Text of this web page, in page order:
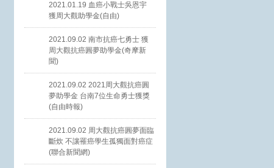
2021.01.19 血癌小戰士吳恩宇
獲周大觀助學金(自由)
2021.09.02 南市抗癌七勇士 獲
周大觀抗癌圓夢助學金(奇摩新
聞)
2021.09.02 2021周大觀抗癌圓
夢助學金 台南7位生命勇士獲獎
(自由時報)
2021.09.02 周大觀抗癌圓夢面臨
斷炊 不讓罹癌學生孤獨面對癌症
(聯合新聞網)